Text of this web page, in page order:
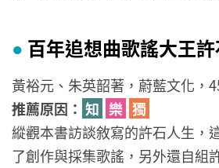
● 百年追想曲歌謠大王
黃裕元、朱英韶著，蔚藍文化，
推薦原因： 知 樂 獨
縱觀本書訪談敘寫的許石人生，
了創作與採集歌謠，另外還自組